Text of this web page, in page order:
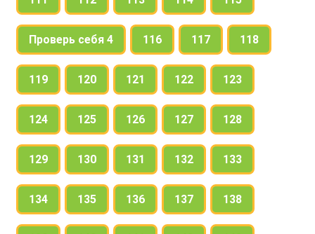
Проверь себя 4 116 117 118
119 120 121 122 123
124 125 126 127 128
129 130 131 132 133
134 135 136 137 138